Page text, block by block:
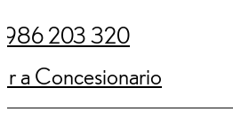
986 203 320
(Opens in new tab)
Ir a Concesionario
(Opens in new tab)